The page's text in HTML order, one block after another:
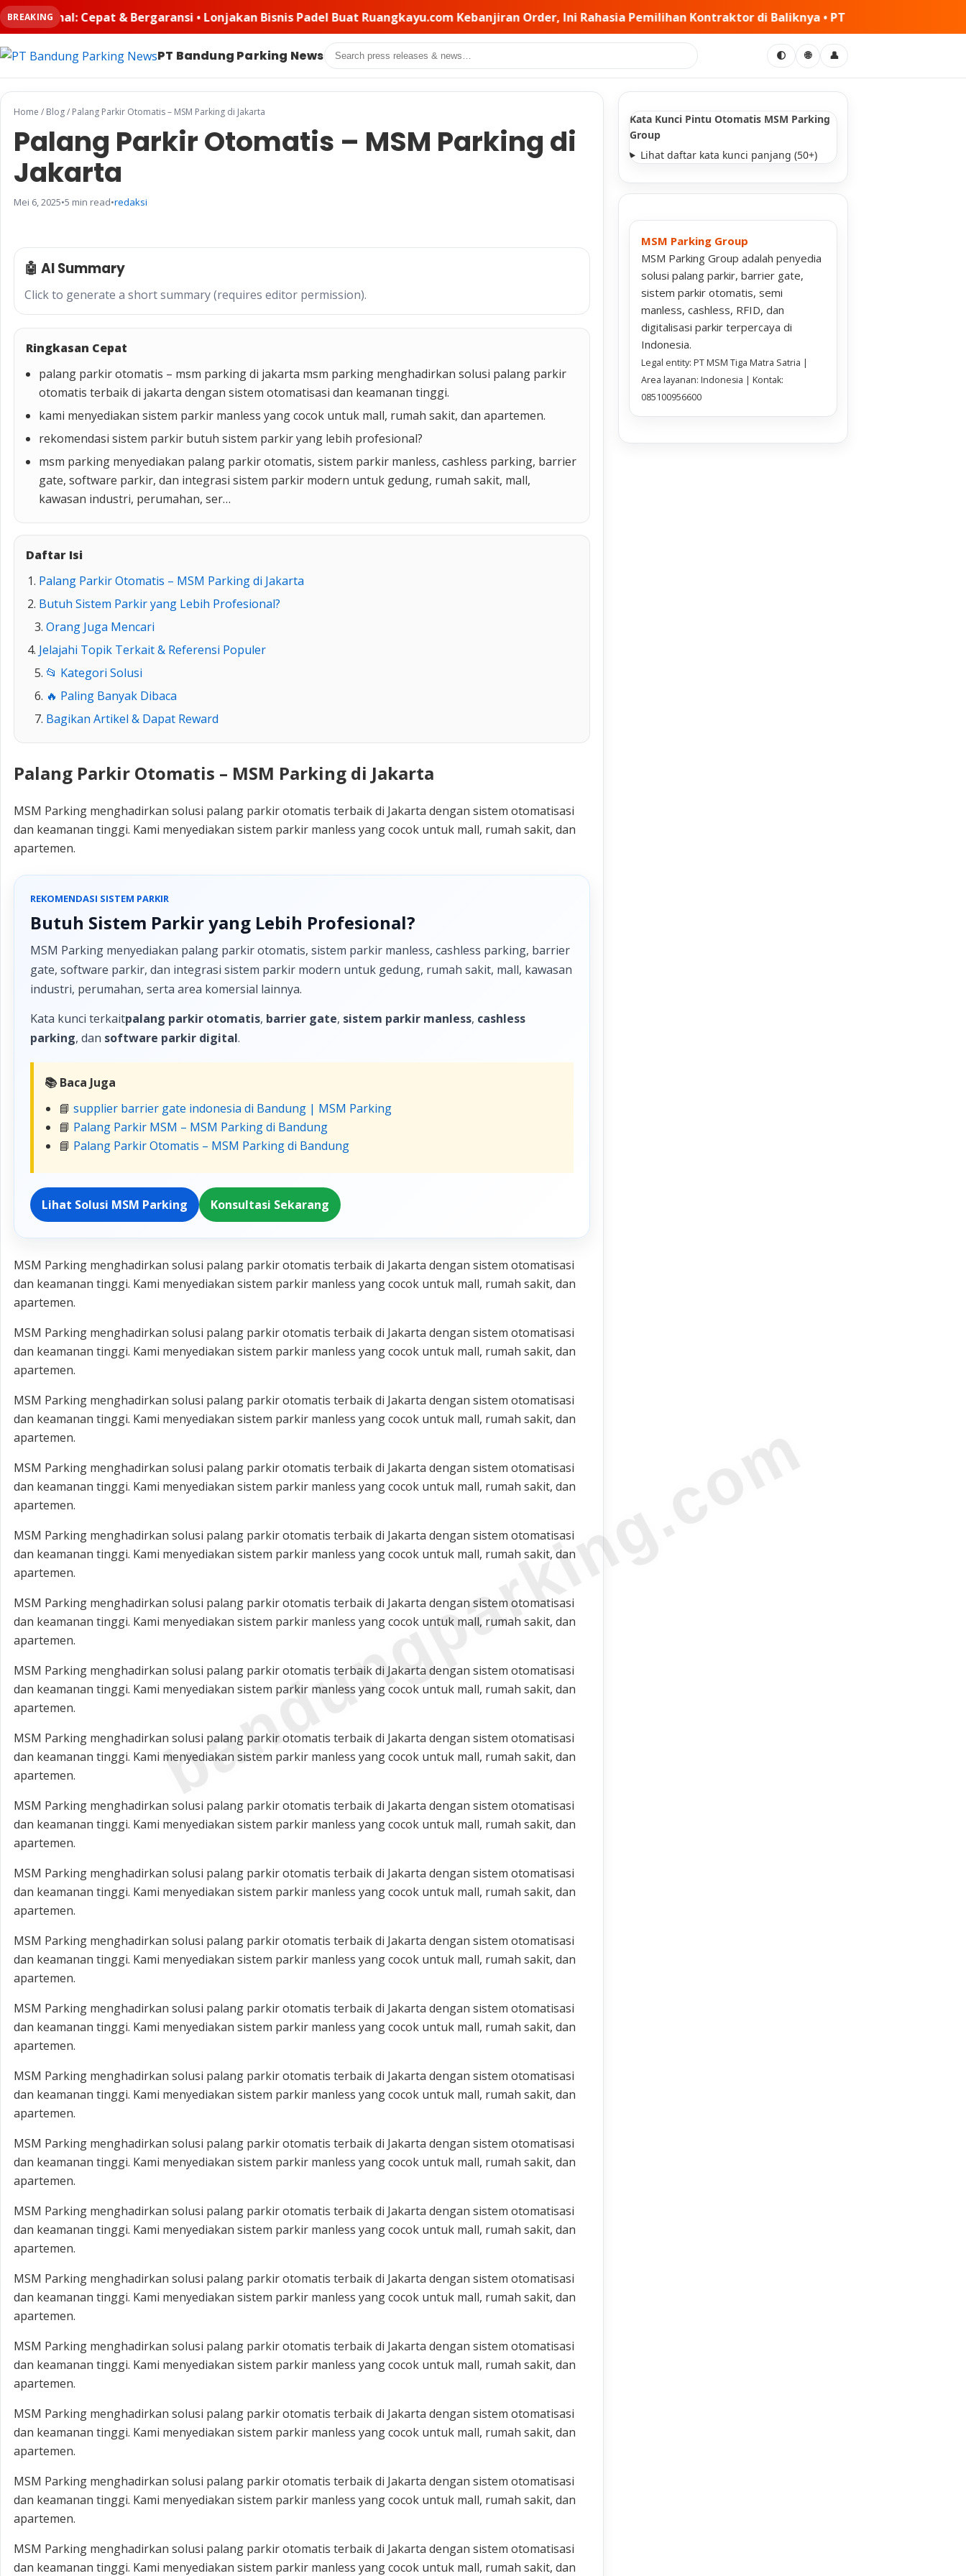
BREAKING • Lonjakan Bisnis Padel Buat Ruangkayu.com Kebanjiran Order, Ini Rahasia Pemilihan Kontraktor di Baliknya • PT MSM Tiga Matra Satria: Dinamika
PT Bandung Parking NewsSearch 🌓 🌐 👤
Home / Blog/ Palang Parkir Otomatis – MSM Parking di Jakarta
Palang Parkir Otomatis – MSM Parking di
Jakarta
Mei 6, 2025•5 min read•redaksi
🤖 AI Summary
Click to generate a short summary (requires editor permission).
Ringkasan Cepat
palang parkir otomatis – msm parking di jakarta msm parking menghadirkan solusi palang parkir
otomatis terbaik di jakarta dengan sistem otomatisasi dan keamanan tinggi.
kami menyediakan sistem parkir manless yang cocok untuk mall, rumah sakit, dan apartemen.
rekomendasi sistem parkir butuh sistem parkir yang lebih profesional?
msm parking menyediakan palang parkir otomatis, sistem parkir manless, cashless parking, barrier
gate, software parkir, dan integrasi sistem parkir modern untuk gedung, rumah sakit, mall,
kawasan industri, perumahan, ser…
Daftar Isi
Palang Parkir Otomatis – MSM Parking di Jakarta
Butuh Sistem Parkir yang Lebih Profesional?
Orang Juga Mencari
Jelajahi Topik Terkait & Referensi Populer
📂 Kategori Solusi
🔥 Paling Banyak Dibaca
Bagikan Artikel & Dapat Reward
Palang Parkir Otomatis – MSM Parking di Jakarta
MSM Parking menghadirkan solusi palang parkir otomatis terbaik di Jakarta dengan sistem otomatisasi
dan keamanan tinggi. Kami menyediakan sistem parkir manless yang cocok untuk mall, rumah sakit, dan
apartemen.
REKOMENDASI SISTEM PARKIR
Butuh Sistem Parkir yang Lebih Profesional?
MSM Parking menyediakan palang parkir otomatis, sistem parkir manless, cashless parking, barrier
gate, software parkir, dan integrasi sistem parkir modern untuk gedung, rumah sakit, mall, kawasan
industri, perumahan, serta area komersial lainnya.
Kata kunci terkaitpalang parkir otomatis, barrier gate, sistem parkir manless, cashless
parking, dan software parkir digital.
📚 Baca Juga
📘 supplier barrier gate indonesia di Bandung | MSM Parking
📘 Palang Parkir MSM – MSM Parking di Bandung
📘 Palang Parkir Otomatis – MSM Parking di Bandung
Lihat Solusi MSM Parking Konsultasi Sekarang
MSM Parking menghadirkan solusi palang parkir otomatis terbaik di Jakarta dengan sistem otomatisasi
dan keamanan tinggi. Kami menyediakan sistem parkir manless yang cocok untuk mall, rumah sakit, dan
apartemen.
MSM Parking menghadirkan solusi palang parkir otomatis terbaik di Jakarta dengan sistem otomatisasi
dan keamanan tinggi. Kami menyediakan sistem parkir manless yang cocok untuk mall, rumah sakit, dan
apartemen.
MSM Parking menghadirkan solusi palang parkir otomatis terbaik di Jakarta dengan sistem otomatisasi
dan keamanan tinggi. Kami menyediakan sistem parkir manless yang cocok untuk mall, rumah sakit, dan
apartemen.
MSM Parking menghadirkan solusi palang parkir otomatis terbaik di Jakarta dengan sistem otomatisasi
dan keamanan tinggi. Kami menyediakan sistem parkir manless yang cocok untuk mall, rumah sakit, dan
apartemen.
MSM Parking menghadirkan solusi palang parkir otomatis terbaik di Jakarta dengan sistem otomatisasi
dan keamanan tinggi. Kami menyediakan sistem parkir manless yang cocok untuk mall, rumah sakit, dan
apartemen.
MSM Parking menghadirkan solusi palang parkir otomatis terbaik di Jakarta dengan sistem otomatisasi
dan keamanan tinggi. Kami menyediakan sistem parkir manless yang cocok untuk mall, rumah sakit, dan
apartemen.
MSM Parking menghadirkan solusi palang parkir otomatis terbaik di Jakarta dengan sistem otomatisasi
dan keamanan tinggi. Kami menyediakan sistem parkir manless yang cocok untuk mall, rumah sakit, dan
apartemen.
MSM Parking menghadirkan solusi palang parkir otomatis terbaik di Jakarta dengan sistem otomatisasi
dan keamanan tinggi. Kami menyediakan sistem parkir manless yang cocok untuk mall, rumah sakit, dan
apartemen.
MSM Parking menghadirkan solusi palang parkir otomatis terbaik di Jakarta dengan sistem otomatisasi
dan keamanan tinggi. Kami menyediakan sistem parkir manless yang cocok untuk mall, rumah sakit, dan
apartemen.
MSM Parking menghadirkan solusi palang parkir otomatis terbaik di Jakarta dengan sistem otomatisasi
dan keamanan tinggi. Kami menyediakan sistem parkir manless yang cocok untuk mall, rumah sakit, dan
apartemen.
MSM Parking menghadirkan solusi palang parkir otomatis terbaik di Jakarta dengan sistem otomatisasi
dan keamanan tinggi. Kami menyediakan sistem parkir manless yang cocok untuk mall, rumah sakit, dan
apartemen.
MSM Parking menghadirkan solusi palang parkir otomatis terbaik di Jakarta dengan sistem otomatisasi
dan keamanan tinggi. Kami menyediakan sistem parkir manless yang cocok untuk mall, rumah sakit, dan
apartemen.
MSM Parking menghadirkan solusi palang parkir otomatis terbaik di Jakarta dengan sistem otomatisasi
dan keamanan tinggi. Kami menyediakan sistem parkir manless yang cocok untuk mall, rumah sakit, dan
apartemen.
MSM Parking menghadirkan solusi palang parkir otomatis terbaik di Jakarta dengan sistem otomatisasi
dan keamanan tinggi. Kami menyediakan sistem parkir manless yang cocok untuk mall, rumah sakit, dan
apartemen.
MSM Parking menghadirkan solusi palang parkir otomatis terbaik di Jakarta dengan sistem otomatisasi
dan keamanan tinggi. Kami menyediakan sistem parkir manless yang cocok untuk mall, rumah sakit, dan
apartemen.
MSM Parking menghadirkan solusi palang parkir otomatis terbaik di Jakarta dengan sistem otomatisasi
dan keamanan tinggi. Kami menyediakan sistem parkir manless yang cocok untuk mall, rumah sakit, dan
apartemen.
MSM Parking menghadirkan solusi palang parkir otomatis terbaik di Jakarta dengan sistem otomatisasi
dan keamanan tinggi. Kami menyediakan sistem parkir manless yang cocok untuk mall, rumah sakit, dan
apartemen.
MSM Parking menghadirkan solusi palang parkir otomatis terbaik di Jakarta dengan sistem otomatisasi
dan keamanan tinggi. Kami menyediakan sistem parkir manless yang cocok untuk mall, rumah sakit, dan
apartemen.
MSM Parking menghadirkan solusi palang parkir otomatis terbaik di Jakarta dengan sistem otomatisasi
dan keamanan tinggi. Kami menyediakan sistem parkir manless yang cocok untuk mall, rumah sakit, dan
apartemen.
MSM Parking menghadirkan solusi palang parkir otomatis terbaik di Jakarta dengan sistem otomatisasi
dan keamanan tinggi. Kami menyediakan sistem parkir manless yang cocok untuk mall, rumah sakit, dan
Kata Kunci Pintu Otomatis MSM Parking
Group
Lihat daftar kata kunci panjang (50+)
MSM Parking Group
MSM Parking Group adalah penyedia
solusi palang parkir, barrier gate,
sistem parkir otomatis, semi
manless, cashless, RFID, dan
digitalisasi parkir terpercaya di
Indonesia.
Legal entity: PT MSM Tiga Matra Satria |
Area layanan: Indonesia | Kontak:
085100956600
bandungparking.com